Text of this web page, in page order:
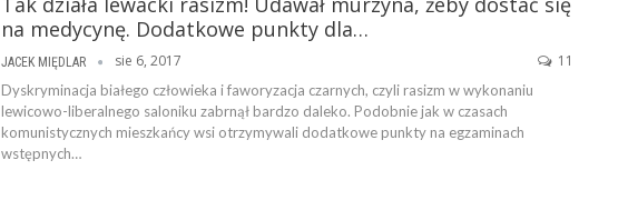
na medycynę. Dodatkowe punkty dla…
JACEK MIĘDLAR sie 6, 2017 11
Dyskryminacja białego człowieka i faworyzacja czarnych, czyli rasizm w wykonaniu
lewicowo-liberalnego saloniku zabrnął bardzo daleko. Podobnie jak w czasach
komunistycznych mieszkańcy wsi otrzymywali dodatkowe punkty na egzaminach
wstępnych…